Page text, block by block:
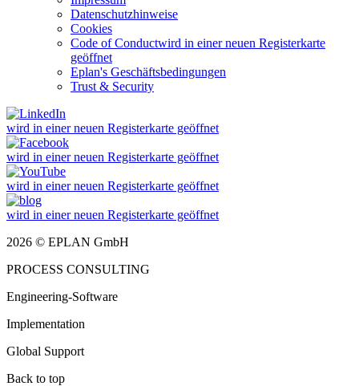
Datenschutzhinweise
Cookies
Code of Conductwird in einer neuen Registerkarte
geöffnet
Eplan's Geschäftsbedingungen
Trust & Security
wird in einer neuen Registerkarte geöffnet
wird in einer neuen Registerkarte geöffnet
wird in einer neuen Registerkarte geöffnet
wird in einer neuen Registerkarte geöffnet
2026 © EPLAN GmbH
PROCESS CONSULTING
Engineering-Software
Implementation
Global Support
Back to top